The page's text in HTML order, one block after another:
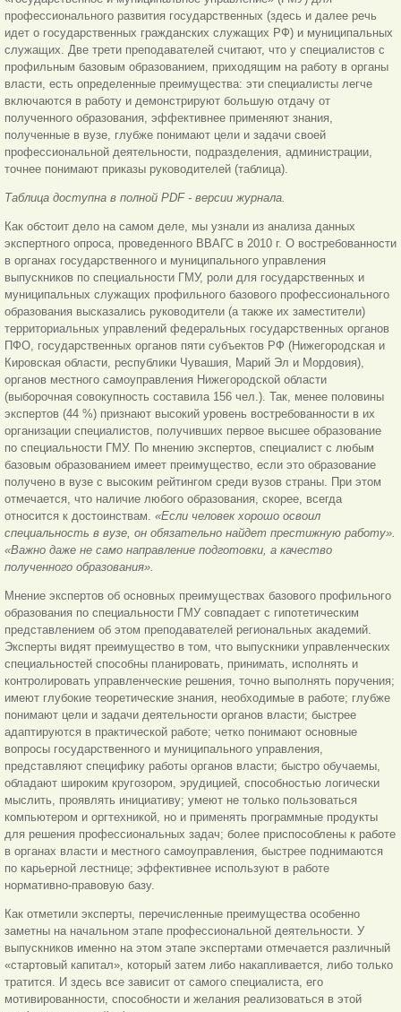
профессионального развития государственных (здесь и далее речь
идет о государственных гражданских служащих РФ) и муниципальных
служащих. Две трети преподавателей считают, что у специалистов с
профильным базовым образованием, приходящим на работу в органы
власти, есть определенные преимущества: эти специалисты легче
включаются в работу и демонстрируют большую отдачу от
полученного образования, эффективнее применяют знания,
полученные в вузе, глубже понимают цели и задачи своей
профессиональной деятельности, подразделения, администрации,
точнее понимают приказы руководителей (таблица).
Таблица доступна в полной PDF - версии журнала.
Как обстоит дело на самом деле, мы узнали из анализа данных
экспертного опроса, проведенного ВВАГС в 2010 г. О востребованности
в органах государственного и муниципального управления
выпускников по специальности ГМУ, роли для государственных и
муниципальных служащих профильного базового профессионального
образования высказались руководители (а также их заместители)
территориальных управлений федеральных государственных органов
ПФО, государственных органов пяти субъектов РФ (Нижегородская и
Кировская области, республики Чувашия, Марий Эл и Мордовия),
органов местного самоуправления Нижегородской области
(выборочная совокупность составила 156 чел.). Так, менее половины
экспертов (44 %) признают высокий уровень востребованности в их
организации специалистов, получивших первое высшее образование
по специальности ГМУ. По мнению экспертов, специалист с любым
базовым образованием имеет преимущество, если это образование
получено в вузе с высоким рейтингом среди вузов страны. При этом
отмечается, что наличие любого образования, скорее, всегда
относится к достоинствам. «Если человек хорошо освоил
специальность в вузе, он обязательно найдет престижную работу».
«Важно даже не само направление подготовки, а качество
полученного образования».
Мнение экспертов об основных преимуществах базового профильного
образования по специальности ГМУ совпадает с гипотетическим
представлением об этом преподавателей региональных академий.
Эксперты видят преимущество в том, что выпускники управленческих
специальностей способны планировать, принимать, исполнять и
контролировать управленческие решения, точно выполнять поручения;
имеют глубокие теоретические знания, необходимые в работе; глубже
понимают цели и задачи деятельности органов власти; быстрее
адаптируются в практической работе; четко понимают основные
вопросы государственного и муниципального управления,
представляют специфику работы органов власти; быстро обучаемы,
обладают широким кругозором, эрудицией, способностью логически
мыслить, проявлять инициативу; умеют не только пользоваться
компьютером и оргтехникой, но и применять программные продукты
для решения профессиональных задач; более приспособлены к работе
в органах власти и местного самоуправления, быстрее поднимаются
по карьерной лестнице; эффективнее используют в работе
нормативно-правовую базу.
Как отметили эксперты, перечисленные преимущества особенно
заметны на начальном этапе профессиональной деятельности. У
выпускников именно на этом этапе экспертами отмечается различный
«стартовый капитал», который затем либо накапливается, либо только
тратится. И здесь все зависит от самого специалиста, его
мотивированности, способности и желания реализоваться в этой